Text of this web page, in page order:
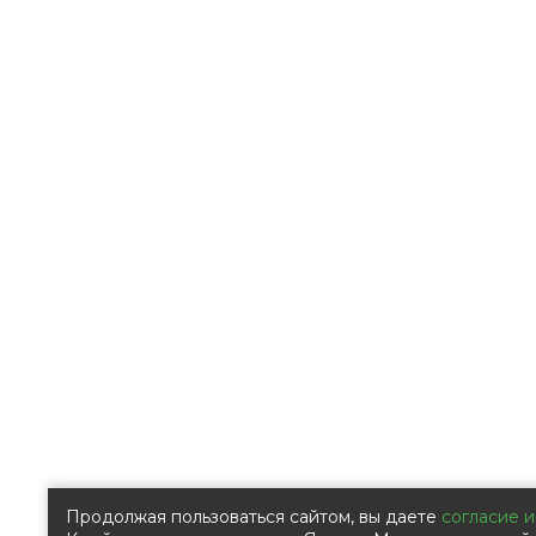
Продолжая пользоваться сайтом, вы даете согласие